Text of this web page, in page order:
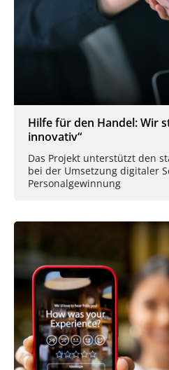
Hilfe für den Handel: Wir
innovativ“
Das Projekt unterstützt den
bei der Umsetzung digitaler
Personalgewinnung